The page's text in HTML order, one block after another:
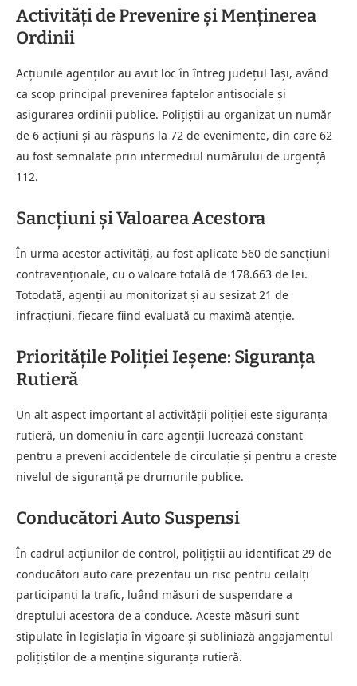
Activități de Prevenire și Menținerea
Ordinii
Acțiunile agenților au avut loc în întreg județul Iași, având
ca scop principal prevenirea faptelor antisociale și
asigurarea ordinii publice. Polițiștii au organizat un număr
de 6 acțiuni și au răspuns la 72 de evenimente, din care 62
au fost semnalate prin intermediul numărului de urgență
112.
Sancțiuni și Valoarea Acestora
În urma acestor activități, au fost aplicate 560 de sancțiuni
contravenționale, cu o valoare totală de 178.663 de lei.
Totodată, agenții au monitorizat și au sesizat 21 de
infracțiuni, fiecare fiind evaluată cu maximă atenție.
Prioritățile Poliției Ieşene: Siguranța
Rutieră
Un alt aspect important al activității poliției este siguranța
rutieră, un domeniu în care agenții lucrează constant
pentru a preveni accidentele de circulație și pentru a crește
nivelul de siguranță pe drumurile publice.
Conducători Auto Suspensi
În cadrul acțiunilor de control, polițiștii au identificat 29 de
conducători auto care prezentau un risc pentru ceilalți
participanți la trafic, luând măsuri de suspendare a
dreptului acestora de a conduce. Aceste măsuri sunt
stipulate în legislația în vigoare și subliniază angajamentul
polițiștilor de a menține siguranța rutieră.